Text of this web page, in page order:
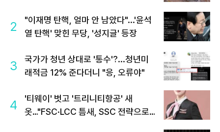
2
"이재명 탄핵, 얼마 안 남았다"...'윤석
열 탄핵' 맞힌 무당, '성지글' 등장
3
국가가 청년 상대로 '통수'?...청년미
래적금 12% 준다더니 "응, 오류야"
4
'티웨이' 벗고 '트리니티항공' 새
옷…"FSC·LCC 틈새, SSC 전략으로